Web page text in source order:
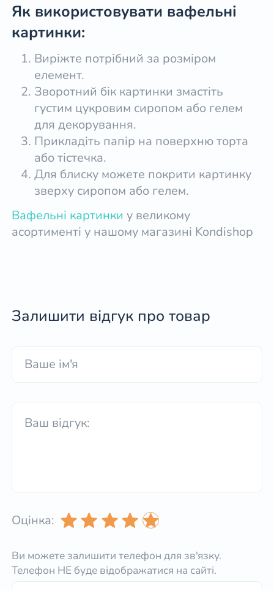
Як використовувати вафельні
картинки:
Виріжте потрібний за розміром
елемент.
Зворотний бік картинки змастіть
густим цукровим сиропом або гелем
для декорування.
Прикладіть папір на поверхню торта
або тістечка.
Для блиску можете покрити картинку
зверху сиропом або гелем.
Вафельні картинки у великому
асортименті у нашому магазині Kondishop
Залишити відгук про товар
Оцінка:
Ви можете залишити телефон для зв'язку.
Телефон НЕ буде відображатися на сайті.